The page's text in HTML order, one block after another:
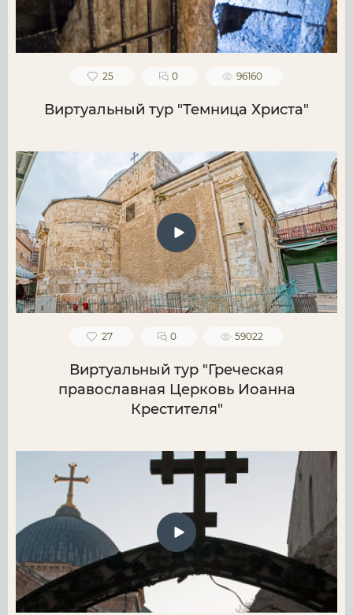
25 0 96160
Виртуальный тур "Темница Христа"
27 0 59022
Виртуальный тур "Греческая
православная Церковь Иоанна
Крестителя"